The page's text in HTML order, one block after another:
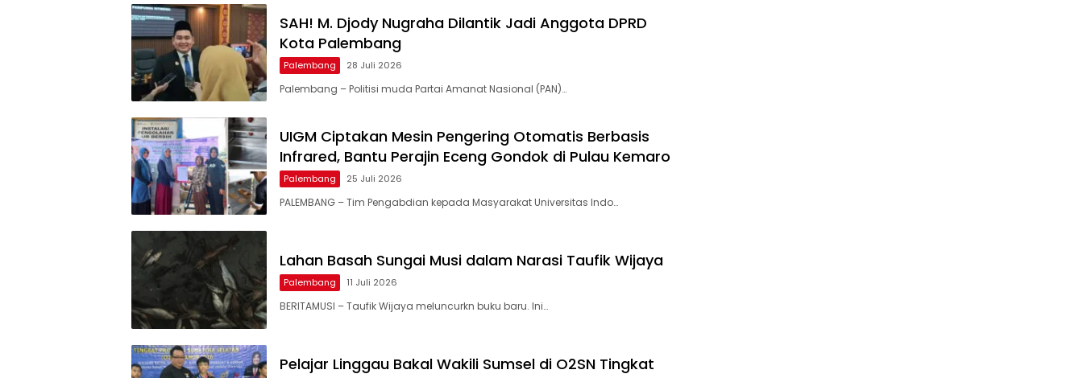
SAH! M. Djody Nugraha Dilantik Jadi Anggota DPRD
Kota Palembang
Palembang 28 Juli 2026
Palembang – Politisi muda Partai Amanat Nasional (PAN)…
UIGM Ciptakan Mesin Pengering Otomatis Berbasis
Infrared, Bantu Perajin Eceng Gondok di Pulau Kemaro
Palembang 25 Juli 2026
PALEMBANG – Tim Pengabdian kepada Masyarakat Universitas Indo…
Lahan Basah Sungai Musi dalam Narasi Taufik Wijaya
Palembang 11 Juli 2026
BERITAMUSI – Taufik Wijaya meluncurkn buku baru. Ini…
Pelajar Linggau Bakal Wakili Sumsel di O2SN Tingkat